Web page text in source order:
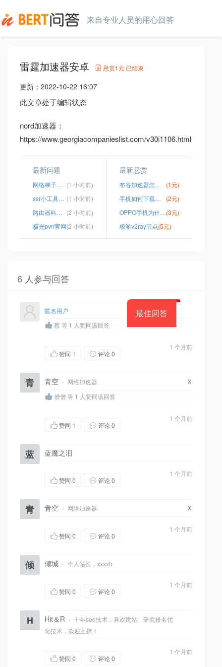
来自专业人员的用心回答
雷霆加速器安卓 悬赏1元 已结束
更新： 2022-10-22 16:07
此文章处于编辑状态
nord加速器：
https://www.georgiacompanieslist.com/v30i1106.html
最新问题
网络梯子购买 (1 小时前)
ssr小工具最新 (1 小时前)
路由器科学上外网 (2 小时前)
极光pvn官网(2 小时前)
最新悬赏
布谷加速器怎么登录不了了
(1元)
手机如何下载油管1080视频
(2元)
OPPO手机为什么登录不了ins(3元)
极游v2ray节点(5元)
6 人参与回答
最佳回答
匿名用户
蔡 等 1 人赞同该回答
1 个月前
赞同 1 评论 0
青 青空 · 网络加速器 x
僧僧 等 1 人赞同该回答
1 个月前
赞同 1 评论 0
蓝 蓝魔之泪
1 个月前
赞同 0 评论 0
青 青空 · 网络加速器 x
1 个月前
赞同 0 评论 0
倾 倾城 · 个人站长，xxxxb
1 个月前
赞同 0 评论 0
H Hit＆R · 十年seo技术，喜欢建站、研究排名优
化技术，欢迎互撩！
1 个月前
赞同 0 评论 0